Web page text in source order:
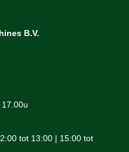
B.V.
tot 13:00 | 15:00 tot